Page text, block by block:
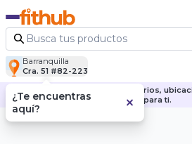
Barranquilla
Cra. 51 #82-223
Descubre nuestras sedes, horarios,
para ti.
¿Te encuentras
aquí?